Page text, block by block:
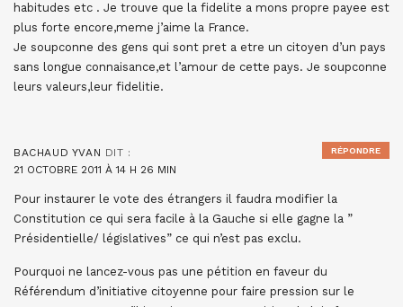
habitudes etc . Je trouve que la fidelite a mons propre payee est
plus forte encore,meme j’aime la France.
Je soupconne des gens qui sont pret a etre un citoyen d’un pays
sans longue connaisance,et l’amour de cette pays. Je soupconne
leurs valeurs,leur fidelitie.
BACHAUD YVAN DIT :
21 OCTOBRE 2011 À 14 H 26 MIN
Pour instaurer le vote des étrangers il faudra modifier la
Constitution ce qui sera facile à la Gauche si elle gagne la ”
Présidentielle/ législatives” ce qui n’est pas exclu.
Pourquoi ne lancez-vous pas une pétition en faveur du
Référendum d’initiative citoyenne pour faire pression sur le
RÉPONDRE